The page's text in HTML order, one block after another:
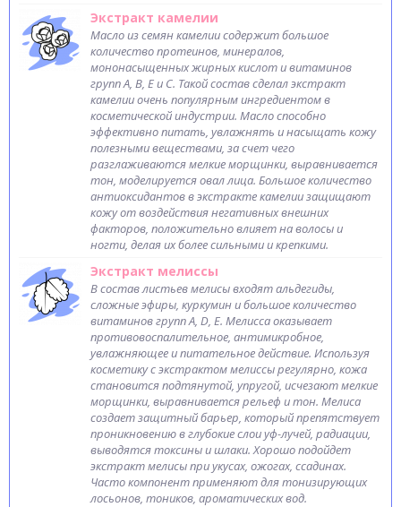
Экстракт камелии
Масло из семян камелии содержит большое
количество протеинов, минералов,
мононасыщенных жирных кислот и витаминов
групп A, B, E и С. Такой состав сделал экстракт
камелии очень популярным ингредиентом в
косметической индустрии. Масло способно
эффективно питать, увлажнять и насыщать кожу
полезными веществами, за счет чего
разглаживаются мелкие морщинки, выравнивается
тон, моделируется овал лица. Большое количество
антиоксидантов в экстракте камелии защищают
кожу от воздействия негативных внешних
факторов, положительно влияет на волосы и
ногти, делая их более сильными и крепкими.
Экстракт мелиссы
В состав листьев мелисы входят альдегиды,
сложные эфиры, куркумин и большое количество
витаминов групп A, D, E. Мелисса оказывает
противовоспалительное, антимикробное,
увлажняющее и питательное действие. Используя
косметику с экстрактом мелиссы регулярно, кожа
становится подтянутой, упругой, исчезают мелкие
морщинки, выравнивается рельеф и тон. Мелиса
создает защитный барьер, который препятствует
проникновению в глубокие слои уф-лучей, радиации,
выводятся токсины и шлаки. Хорошо подойдет
экстракт мелисы при укусах, ожогах, ссадинах.
Часто компонент применяют для тонизирующих
лосьонов, тоников, ароматических вод.